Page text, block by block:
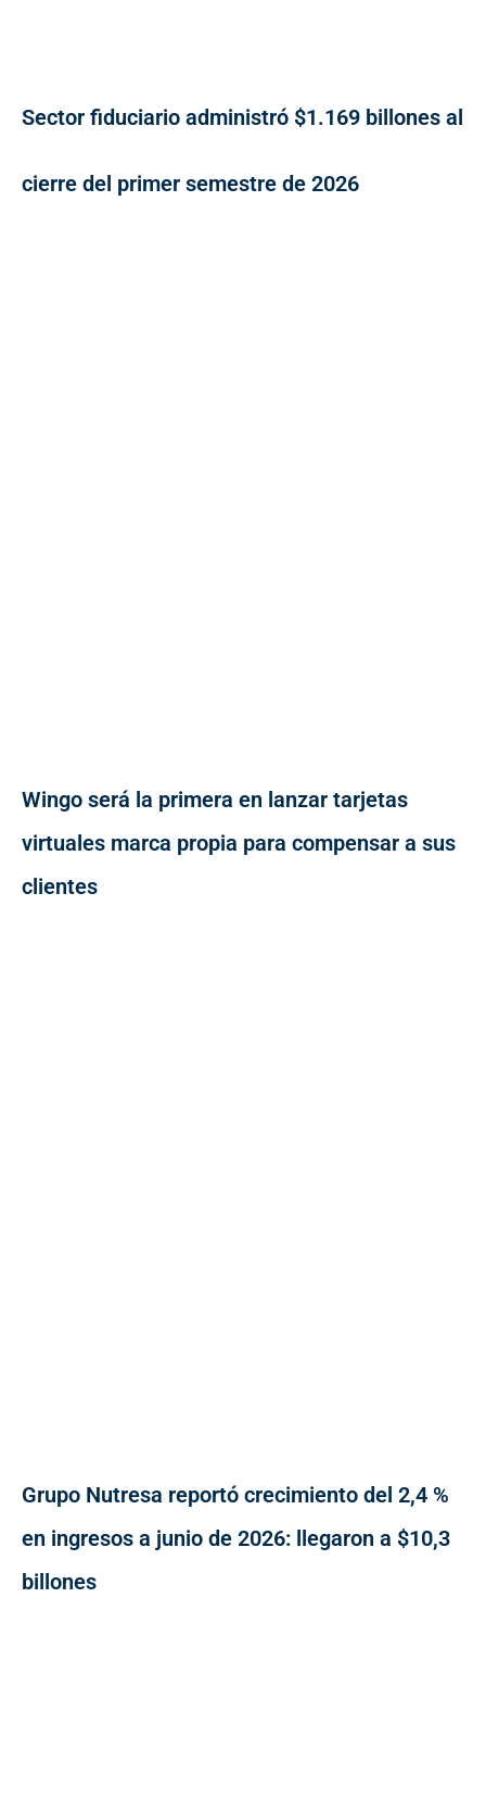
Sector fiduciario administró $1.169 billones al
cierre del primer semestre de 2026
Wingo será la primera en lanzar tarjetas
virtuales marca propia para compensar a sus
clientes
Grupo Nutresa reportó crecimiento del 2,4 %
en ingresos a junio de 2026: llegaron a $10,3
billones